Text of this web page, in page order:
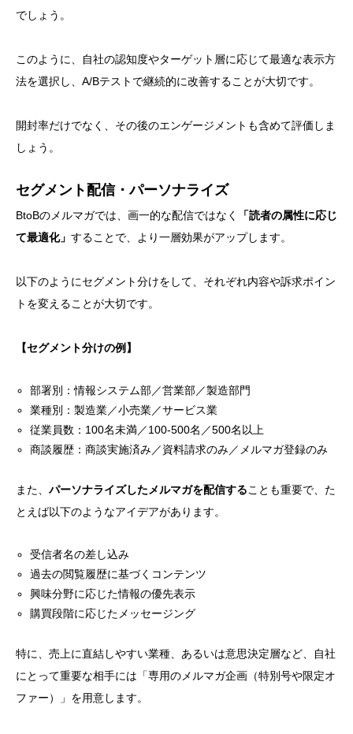
でしょう。
このように、自社の認知度やターゲット層に応じて最適な表示方
法を選択し、A/Bテストで継続的に改善することが大切です。
開封率だけでなく、その後のエンゲージメントも含めて評価しま
しょう。
セグメント配信・パーソナライズ
BtoBのメルマガでは、画一的な配信ではなく
「読者の属性に応じ
て最適化」 することで、より一層効果がアップします。
以下のようにセグメント分けをして、それぞれ内容や訴求ポイン
トを変えることが大切です。
【セグメント分けの例】
部署別：情報システム部／営業部／製造部門
業種別：製造業／小売業／サービス業
従業員数：100名未満／100-500名／500名以上
商談履歴：商談実施済み／資料請求のみ／メルマガ登録のみ
また、 パーソナライズしたメルマガを配信することも重要で、た
とえば以下のようなアイデアがあります。
受信者名の差し込み
過去の閲覧履歴に基づくコンテンツ
興味分野に応じた情報の優先表示
購買段階に応じたメッセージング
特に、売上に直結しやすい業種、あるいは意思決定層など、自社
にとって重要な相手には「専用のメルマガ企画（特別号や限定オ
ファー）」を用意します。